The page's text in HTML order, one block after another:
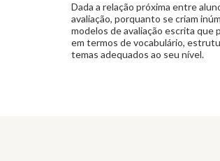
Dada a relação próxima entre
avaliação, porquanto se criam
modelos de avaliação escrita
em termos de vocabulário,
temas adequados ao seu nível.